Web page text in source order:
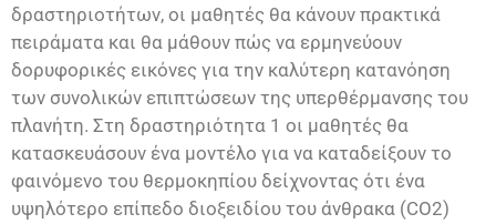
δραστηριοτήτων, οι μαθητές θα κάνουν πρακτικά
πειράματα και θα μάθουν πώς να ερμηνεύουν
δορυφορικές εικόνες για την καλύτερη κατανόηση
των συνολικών επιπτώσεων της υπερθέρμανσης του
πλανήτη. Στη δραστηριότητα 1 οι μαθητές θα
κατασκευάσουν ένα μοντέλο για να καταδείξουν το
φαινόμενο του θερμοκηπίου δείχνοντας ότι ένα
υψηλότερο επίπεδο διοξειδίου του άνθρακα (CO2)